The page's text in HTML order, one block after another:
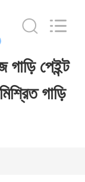
পেইন্ট
গাড়ি